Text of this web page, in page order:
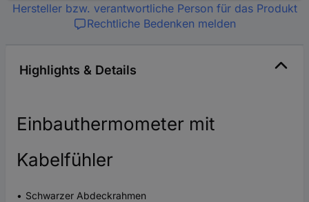
Hersteller bzw. verantwortliche Person für das Produkt
Rechtliche Bedenken melden
Highlights & Details
Einbauthermometer mit
Kabelfühler
Schwarzer Abdeckrahmen